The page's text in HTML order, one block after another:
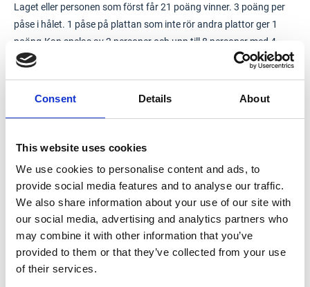
Consent Details About
This website uses cookies
We use cookies to personalise content and ads, to
provide social media features and to analyse our traffic.
We also share information about your use of our site with
our social media, advertising and analytics partners who
may combine it with other information that you’ve
provided to them or that they’ve collected from your use
of their services.
Laget eller personen som först får 21 poäng vinner. 3 poäng per
påse i hålet. 1 påse på plattan som inte rör andra plattor ger 1
poäng.Kan spelas av 2 personer och upp till 8 personer med 4
spelare i varje lag. Innehåller : 2 st. spelplaner med resultattavla